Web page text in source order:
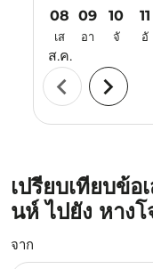
08
เส
ส.ค.
09
อา
10
จั
11
อั
chevron_left chevron_right
เปรียบเทียบข้
นห์ ไปยัง หางโ
จาก